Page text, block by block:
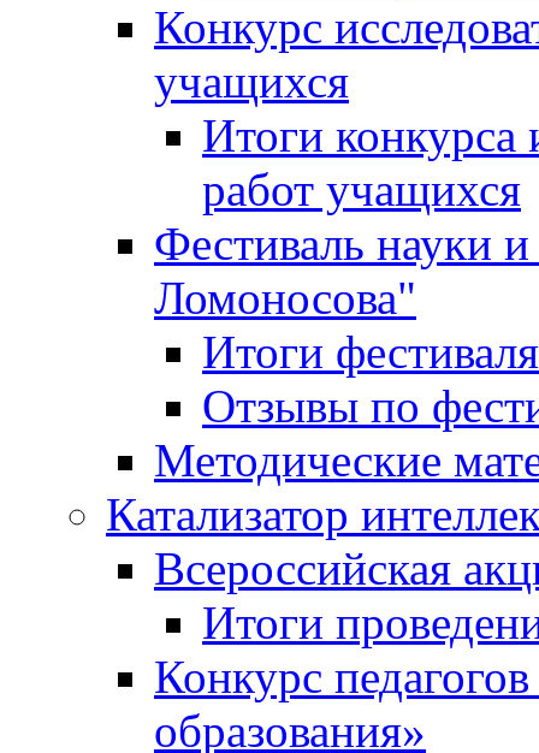
Конкурс
учащихся
Итоги конкурса
работ учащихся
Фестиваль науки
Ломоносова"
Итоги фестиваля
Отзывы по
Методические
Катализатор
Всероссийская
Итоги
Конкурс
образования»